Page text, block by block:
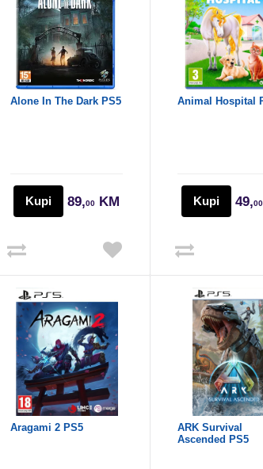
Alone In The Dark PS5
Kupi 89,00 KM
Animal Hospital
Kupi 49,00
Aragami 2 PS5
ARK Survival
Ascended PS5